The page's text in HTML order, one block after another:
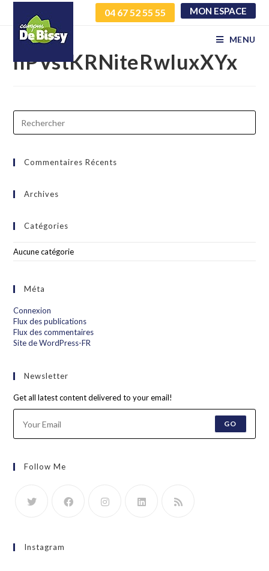
04 67 52 55 55 MON ESPACE
MENU
ufMrAoNcQlmDufHyEo
nPVstKRNiteRwIuxXYx
Commentaires Récents
Archives
Catégories
Aucune catégorie
Méta
Connexion
Flux des publications
Flux des commentaires
Site de WordPress-FR
Newsletter
Get all latest content delivered to your email!
GO
Follow Me
Instagram